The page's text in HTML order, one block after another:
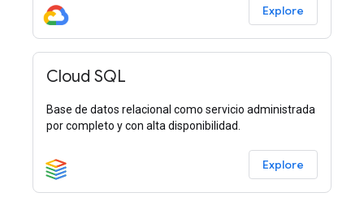
Explore
Cloud SQL
Base de datos relacional como servicio administrada
por completo y con alta disponibilidad.
Explore